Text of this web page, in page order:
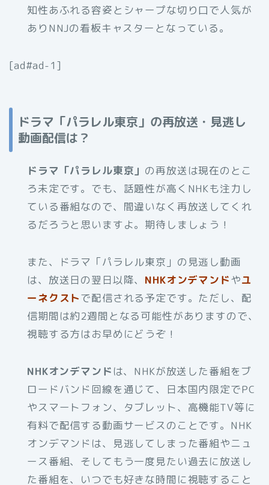
知性あふれる容姿とシャープな切り口で人気が
ありNNJの看板キャスターとなっている。
[ad#ad-1]
ドラマ「パラレル東京」の再放送・見逃し
動画配信は？
ドラマ「パラレル東京」 の再放送は現在のとこ
ろ未定です。でも、話題性が高くNHKも注力し
ている番組なので、間違いなく再放送してくれ
るだろうと思いますよ。期待しましょう！
また、ドラマ「パラレル東京」の見逃し動画
は、放送日の翌日以降、 NHKオンデマンドやユ
ーネクストで配信される予定です。ただし、配
信期間は約2週間となる可能性がありますので、
視聴する方はお早めにどうぞ！
NHKオンデマンド は、NHKが放送した番組をブ
ロードバンド回線を通じて、日本国内限定でPC
やスマートフォン、タブレット、高機能TV等に
有料で配信する動画サービスのことです。NHK
オンデマンドは、見逃してしまった番組やニュ
ース番組、そしてもう一度見たい過去に放送し
た番組を、いつでも好きな時間に視聴すること